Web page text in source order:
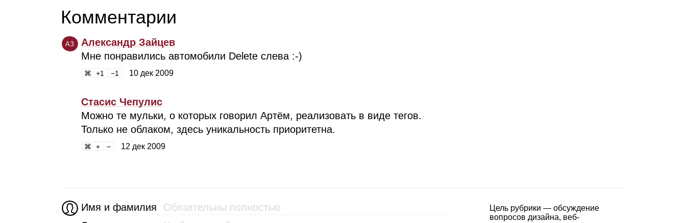
Комментарии
АЗ
Александр Зайцев
Мне понравились автомобили Delete слева :‑)
1 1 10 дек 2009
Стасис Чепулис
Можно те мульки, о которых говорил Артём, реализовать в виде тегов.
Только не облаком, здесь уникальность приоритетна.
12 дек 2009
Имя и фамилия
Цель рубрики — обсуждение
вопросов дизайна, веб-